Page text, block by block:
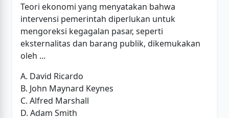
Teori ekonomi yang menyatakan bahwa
intervensi pemerintah diperlukan untuk
mengoreksi kegagalan pasar, seperti
eksternalitas dan barang publik, dikemukakan
oleh ...
A. David Ricardo
B. John Maynard Keynes
C. Alfred Marshall
D. Adam Smith